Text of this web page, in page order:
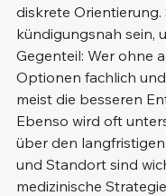
diskrete Orientierung.
kündigungsnah sein,
Gegenteil: Wer ohne
Optionen fachlich
meist die besseren
Ebenso wird oft
über den
und Standort sind
medizinische